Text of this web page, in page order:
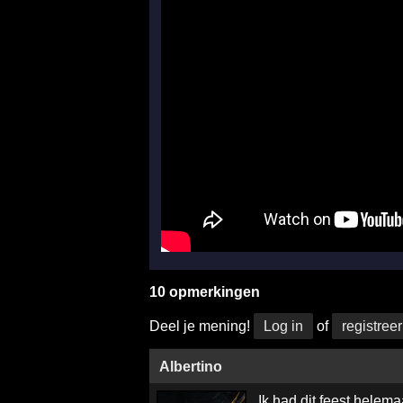
10 opmerkingen
Deel je mening! Log in of registreer
Albertino